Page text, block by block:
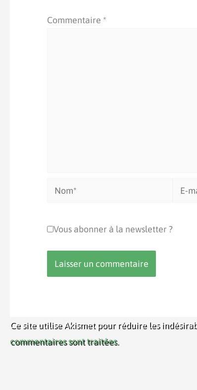
Commentaire *
Nom*
Vous abonner à la newsletter ?
Ce site utilise Akismet pour réduire les
commentaires sont traitées.